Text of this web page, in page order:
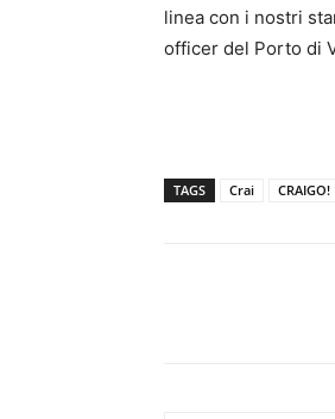
linea con i nostri
officer del Porto di
TAGS Crai CRAIGO!